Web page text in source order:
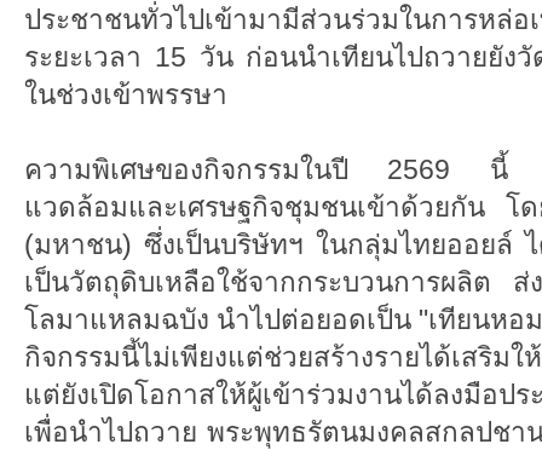
ประชาชนทั่วไปเข้ามามีส่วนร่วมในการห
ระยะเวลา 15 วัน ก่อนนำเทียนไปถวายยัง
ในช่วงเข้าพรรษา
ความพิเศษของกิจกรรมในปี 2569 นี้ คื
แวดล้อมและเศรษฐกิจชุมชนเข้าด้วยกัน
(มหาชน) ซึ่งเป็นบริษัทฯ ในกลุ่มไทยออยล์
เป็นวัตถุดิบเหลือใช้จากกระบวนการผลิต
โลมาแหลมฉบัง นำไปต่อยอดเป็น "เทียนหอ
กิจกรรมนี้ไม่เพียงแต่ช่วยสร้างรายได้เสริม
แต่ยังเปิดโอกาสให้ผู้เข้าร่วมงานได้ลงมือป
เพื่อนำไปถวาย พระพุทธรัตนมงคลสกลปชา